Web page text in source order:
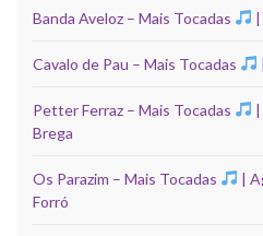
Banda Aveloz – Mais Tocadas
Cavalo de Pau – Mais Tocadas
Petter Ferraz – Mais Tocadas
Brega
Os Parazim – Mais Tocadas
|
Forró